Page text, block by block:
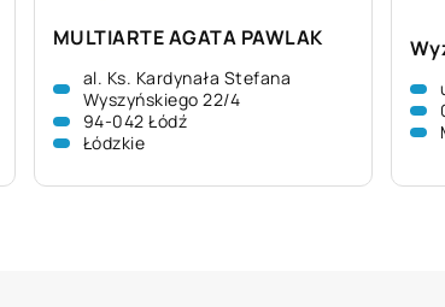
MULTIARTE AGATA PAWLAK
al. Ks. Kardynała Stefana
Wyszyńskiego 22/4
94-042 Łódź
Łódzkie